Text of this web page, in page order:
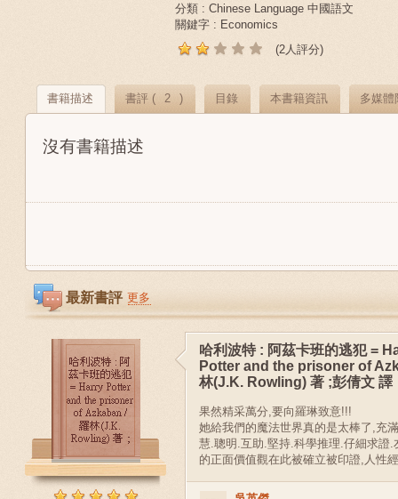
分類 : Chinese Language 中國語文
關鍵字 : Economics
(2人評分)
書籍描述 書評 ( 2 ) 目錄 本書籍資訊 多媒體
沒有書籍描述
最新書評 更多
哈利波特 : 阿茲卡班的逃犯 =
Potter and the prisoner of
林(J.K. Rowling) 著 ;彭倩文 譯
果然精采萬分,要向羅琳致意!!!
她給我們的魔法世界真的是太棒了,充
慧.聰明.互助.堅持.科學推理.仔細求證
的正面價值觀在此被確立被印證,人性